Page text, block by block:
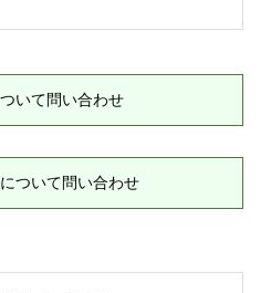
いて問い合わせ
ついて問い合わせ